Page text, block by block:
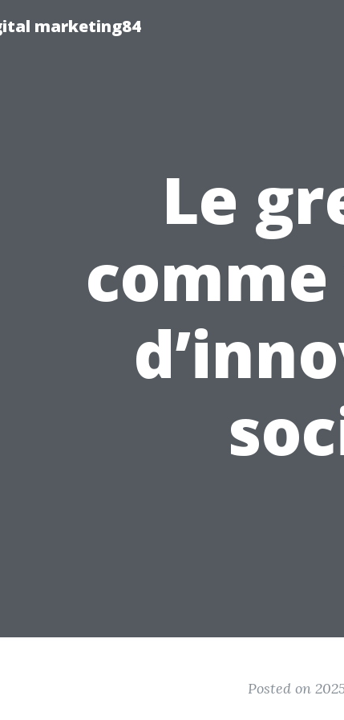
marketing84
Le
Posted on